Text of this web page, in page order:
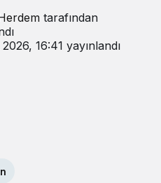
tarafından
16:41 yayınlandı